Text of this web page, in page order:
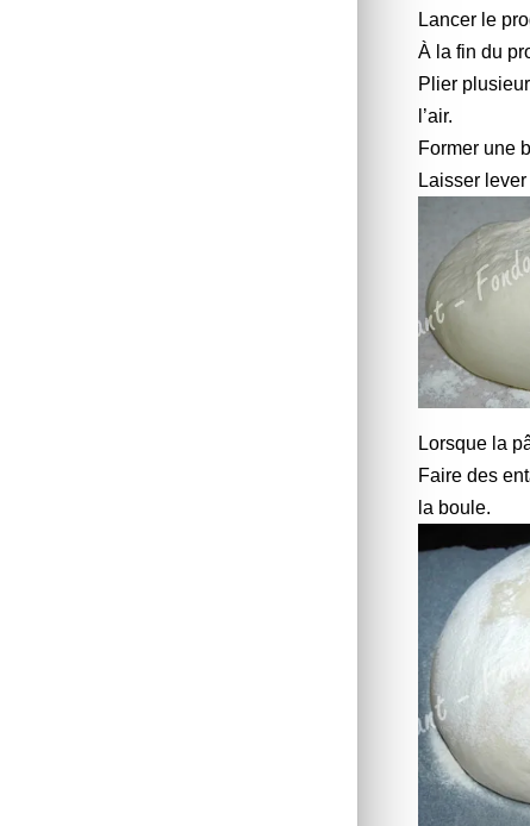
Lancer le
À la fin du
Plier
l’air.
Former une
Laisser
Lorsque la
Faire des
la boule.